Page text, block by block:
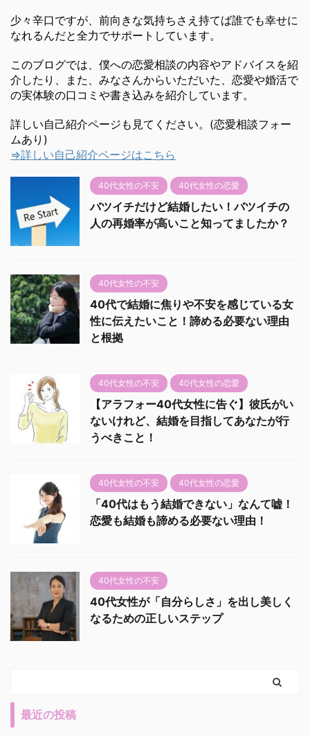
少々辛口ですが、前向きな気持ちさえ持てば誰でも幸せに
なれるんだと全力でサポートしています。
このブログでは、僕への恋愛相談の内容やアドバイスを紹
介したり、また、みなさんからいただいた、恋愛や婚活で
の実体験の口コミや書き込みを紹介しています。
詳しい自己紹介ページも見てください。(恋愛相談フォー
ムあり)
⇒詳しい自己紹介ページはこちら
40代女性の不安 40代女性の恋愛
バツイチだけど結婚したい！バツイチの
人の再婚率が高いこと知ってましたか？
40代女性の不安
40代で結婚に焦りや不安を感じている女
性に伝えたいこと！諦める必要ない理由
と根拠
40代女性の不安 40代女性の恋愛
【アラフォー40代女性に告ぐ】彼氏がい
ないけれど、結婚を目指してあなたが行
うべきこと！
40代女性の不安 40代女性の恋愛
「40代はもう結婚できない」なんて嘘！
恋愛も結婚も諦める必要ない理由！
40代女性の不安
40代女性が「自分らしさ」を出し美しく
なるための正しいステップ
最近の投稿